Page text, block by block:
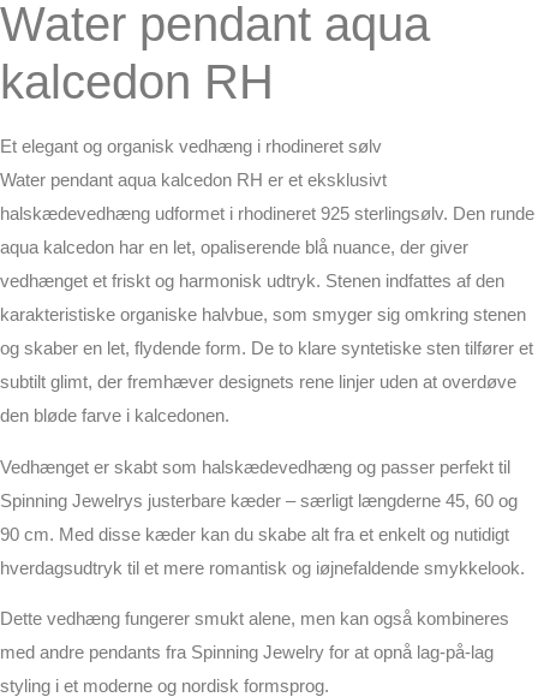
Water pendant aqua
kalcedon RH
Et elegant og organisk vedhæng i rhodineret sølv
Water pendant aqua kalcedon RH er et eksklusivt
halskædevedhæng udformet i rhodineret 925 sterlingsølv. Den runde
aqua kalcedon har en let, opaliserende blå nuance, der giver
vedhænget et friskt og harmonisk udtryk. Stenen indfattes af den
karakteristiske organiske halvbue, som smyger sig omkring stenen
og skaber en let, flydende form. De to klare syntetiske sten tilfører et
subtilt glimt, der fremhæver designets rene linjer uden at overdøve
den bløde farve i kalcedonen.
Vedhænget er skabt som halskædevedhæng og passer perfekt til
Spinning Jewelrys justerbare kæder – særligt længderne 45, 60 og
90 cm. Med disse kæder kan du skabe alt fra et enkelt og nutidigt
hverdagsudtryk til et mere romantisk og iøjnefaldende smykkelook.
Dette vedhæng fungerer smukt alene, men kan også kombineres
med andre pendants fra Spinning Jewelry for at opnå lag-på-lag
styling i et moderne og nordisk formsprog.